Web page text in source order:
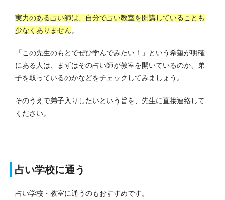
実力のある占い師は、自分で占い教室を開講していることも
少なくありません。
「この先生のもとでぜひ学んでみたい！」という希望が明確
にある人は、まずはその占い師が教室を開いているのか、弟
子を取っているのかなどをチェックしてみましょう。
そのうえで弟子入りしたいという旨を、先生に直接連絡して
ください。
占い学校に通う
占い学校・教室に通うのもおすすめです。